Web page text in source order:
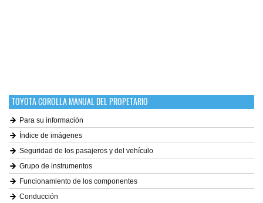
TOYOTA COROLLA MANUAL DEL PROPETARIO
Para su información
Índice de imágenes
Seguridad de los pasajeros y del vehículo
Grupo de instrumentos
Funcionamiento de los componentes
Conducción